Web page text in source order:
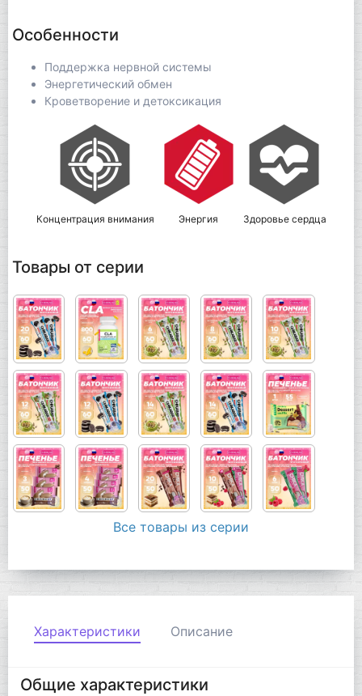
Особенности
Поддержка нервной системы
Энергетический обмен
Кроветворение и детоксикация
Концентрация внимания Энергия Здоровье сердца
Товары от серии
Все товары из серии
Характеристики Описание
Общие характеристики